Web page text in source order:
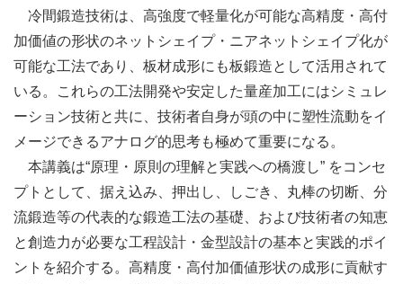
冷間鍛造技術は、高強度で軽量化が可能な高精度・高付
加価値の形状のネットシェイプ・ニアネットシェイプ化が
可能な工法であり、板材成形にも板鍛造として活用されて
いる。これらの工法開発や安定した量産加工にはシミュレ
ーション技術と共に、技術者自身が頭の中に塑性流動をイ
メージできるアナログ的思考も極めて重要になる。
本講義は“原理・原則の理解と実践への橋渡し” をコンセ
プトとして、据え込み、押出し、しごき、丸棒の切断、分
流鍛造等の代表的な鍛造工法の基礎、および技術者の知恵
と創造力が必要な工程設計・金型設計の基本と実践的ポイ
ントを紹介する。高精度・高付加価値形状の成形に貢献す